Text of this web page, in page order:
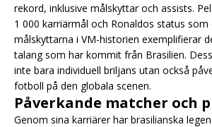
rekord, inklusive målskyttar och assists.
1 000 karriärmål och Ronaldos status
målskyttarna i VM-historien exemplifierar
talang som har kommit från Brasilien.
inte bara individuell briljans utan också
fotboll på den globala scenen.
Påverkande matcher och
Genom sina karriärer har brasilianska